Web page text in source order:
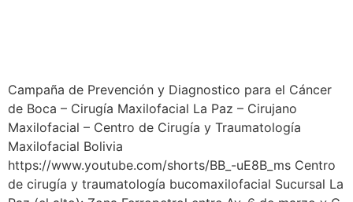
Campaña de Prevención y Diagnostico para el Cáncer
de Boca – Cirugía Maxilofacial La Paz – Cirujano
Maxilofacial – Centro de Cirugía y Traumatología
Maxilofacial Bolivia
https://www.youtube.com/shorts/BB_-uE8B_ms Centro
de cirugía y traumatología bucomaxilofacial Sucursal La